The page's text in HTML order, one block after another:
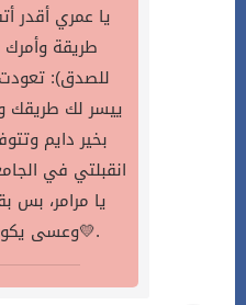
يا عمري أقدر
طريقة وأمرك
للصدق): تعودت
ييسر لك طريقك
بخير دايم
انقبلتي في
يا مرامر، بس
وعسى يكون لنا لقاء آخر بإذن الله💛.